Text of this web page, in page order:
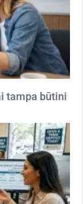
tampa būtini